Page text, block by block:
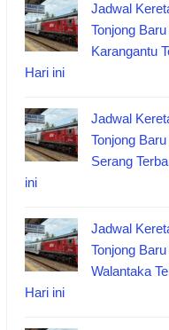
Jadwal
Tonjong
Karangantu
Hari ini
Jadwal
Tonjong
Serang
ini
Jadwal
Tonjong
Walantaka
Hari ini